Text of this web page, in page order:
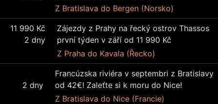
Z Bratislava do Bergen (Norsko)
11 990 Kč
2 dny
Zájezdy z Prahy na řecký ostrov Thassos
první týden v září od 11 990 Kč
Z Praha do Kavala (Řecko)
2 dny
Francúzska riviéra v septembri z Bratislavy
od 42€! Zaleťte si k moru do Nice!
Z Bratislava do Nice (Francie)